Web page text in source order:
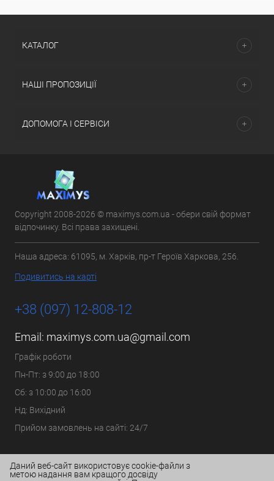
КАТАЛОГ
НАШІ ПРОПОЗИЦІЇ
ДОПОМОГА І СЕРВІСИ
Copyright 2008-2026 © maximys.com.ua - обери свій формат
відпочинку. Всі права захищені.
Наша адреса: 61095, м. Харків, пр-т Героїв Харкова, 256.
Подивитись на карті
+38 (097) 12-808-12
Email: maximys.com.ua@gmail.com
Графік роботи
Пн-Пт: з 9:00 до 18:00
Сб: з 10:00 до 16:00
Нд: Вихідний
Прийом замовлень на сайті: 24/7
Даний веб-сайт використовує cookie-файли з
метою надання вам кращого досвіду